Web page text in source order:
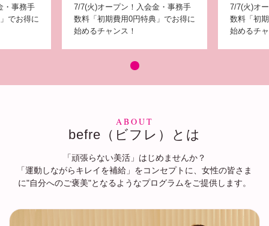
・事務手
でお得に
7/7(火)オープン！入会金・事務手
数料「初期費用0円特典」でお得に
始めるチャンス！
7/7(火)オ
数料「初
始めるチ
ABOUT
befre（ビフレ）とは
「頑張らない美活」はじめませんか？
「運動しながらキレイを補給」をコンセプトに、 女性の皆さま
に"自分へのご褒美"となるようなプログラムをご提供します。